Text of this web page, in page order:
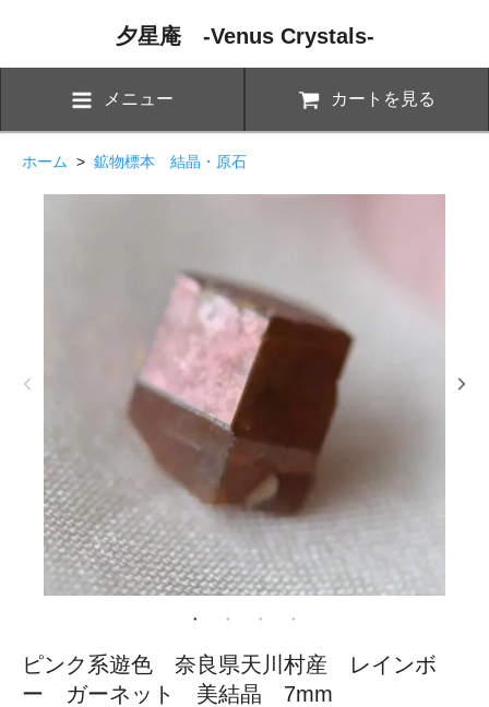
夕星庵 -Venus Crystals-
メニュー カートを見る
ホーム > 鉱物標本 結晶・原石
ピンク系遊色 奈良県天川村産 レインボ
ー ガーネット 美結晶 7mm